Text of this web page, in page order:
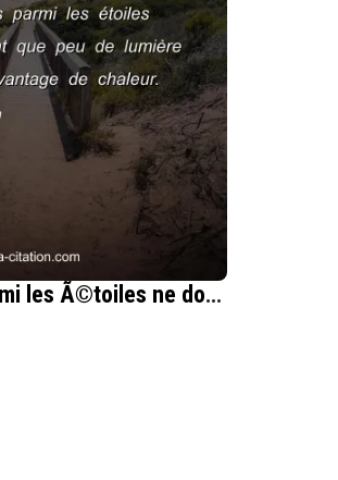
Les Ã©toiles parmi les Ã©toiles ne donnent que peu de lumiÃ¨re et pas davantage de chaleur.